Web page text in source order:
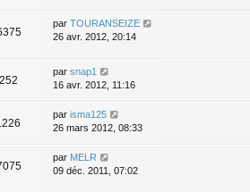
par TOURANSEIZE
26 avr. 2012, 20:14
par snap1
16 avr. 2012, 11:16
par isma125
26 mars 2012, 08:33
par MELR
09 déc. 2011, 07:02